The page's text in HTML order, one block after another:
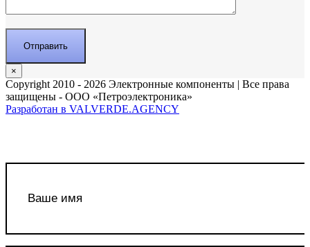
×
Copyright 2010 - 2026 Электронные компоненты | Все права
защищены - ООО «Петроэлектроника»
Разработан в VALVERDE.AGENCY